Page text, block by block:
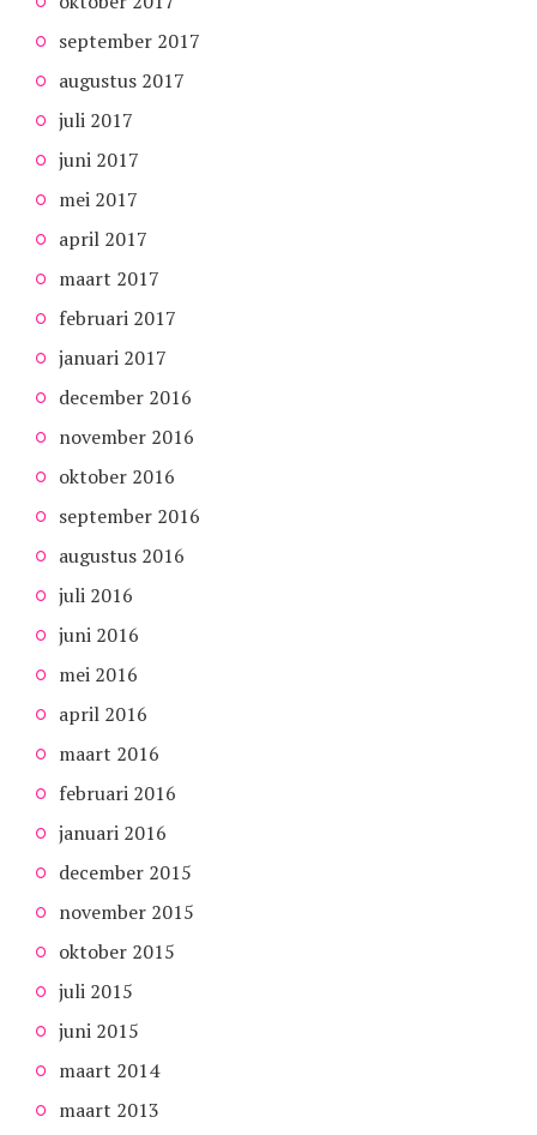
september 2017
augustus 2017
juli 2017
juni 2017
mei 2017
april 2017
maart 2017
februari 2017
januari 2017
december 2016
november 2016
oktober 2016
september 2016
augustus 2016
juli 2016
juni 2016
mei 2016
april 2016
maart 2016
februari 2016
januari 2016
december 2015
november 2015
oktober 2015
juli 2015
juni 2015
maart 2014
maart 2013